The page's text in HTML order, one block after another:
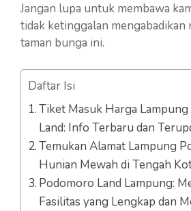
Jangan lupa untuk membawa
tidak ketinggalan mengabadikan
taman bunga ini.
Daftar Isi
Tiket Masuk Harga
Land: Info Terbaru dan
Temukan Alamat Lampung
Hunian Mewah di Tengah
Podomoro Land Lampung:
Fasilitas yang Lengkap dan